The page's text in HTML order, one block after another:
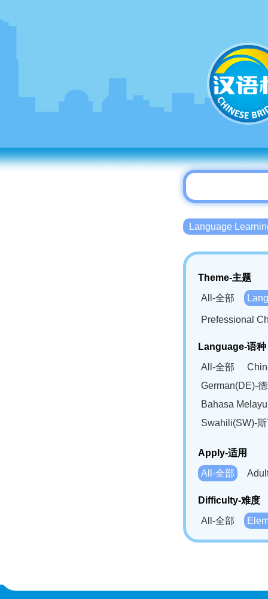
Language
Theme-主题
All-全部
Prefessional
Language-语种
All-全部
German(DE)-
Bahasa
Swahili(SW)-
Apply-适用
All-全部
Difficulty-难度
All-全部